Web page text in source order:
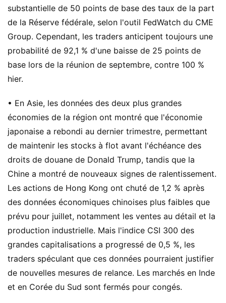
substantielle de 50 points de base des taux de la part
de la Réserve fédérale, selon l'outil FedWatch du CME
Group. Cependant, les traders anticipent toujours une
probabilité de 92,1 % d'une baisse de 25 points de
base lors de la réunion de septembre, contre 100 %
hier.
• En Asie, les données des deux plus grandes
économies de la région ont montré que l'économie
japonaise a rebondi au dernier trimestre, permettant
de maintenir les stocks à flot avant l'échéance des
droits de douane de Donald Trump, tandis que la
Chine a montré de nouveaux signes de ralentissement.
Les actions de Hong Kong ont chuté de 1,2 % après
des données économiques chinoises plus faibles que
prévu pour juillet, notamment les ventes au détail et la
production industrielle. Mais l'indice CSI 300 des
grandes capitalisations a progressé de 0,5 %, les
traders spéculant que ces données pourraient justifier
de nouvelles mesures de relance. Les marchés en Inde
et en Corée du Sud sont fermés pour congés.